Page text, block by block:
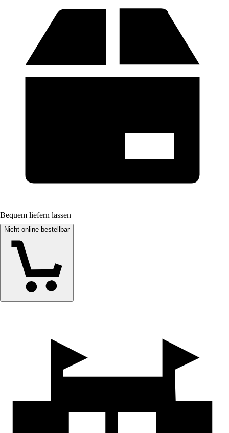
Bequem liefern lassen
Nicht online bestellbar